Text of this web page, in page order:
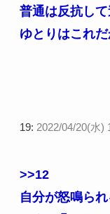
普通は反抗し
ゆとりはこれ
19: 2022/04/20(水)
>>12
自分が怒鳴ら